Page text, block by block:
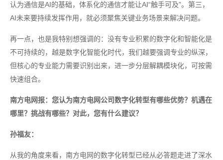
认为通信是AI的基础，体系化的通信才能让AI“触手可及”。第三，
AI未来要持续发挥作用，就必须聚焦关键业务场景来解决问题。
再一点，也是我特别想强调的：没有专业积累的数字化和智能化是
不可持续的，越是数字化智能化时代，我们越要强调专业的纵深，
但核心的专业能力需要识别出来，进一步分层解耦模块化，可按需
快速组合。
南方电网报：您认为南方电网公司数字化转型有哪些优势？机遇在
哪里？挑战有哪些？对此，您有什么建议？
孙福友：
从我的角度来看，南方电网的数字化转型已经从必答题走进了深水